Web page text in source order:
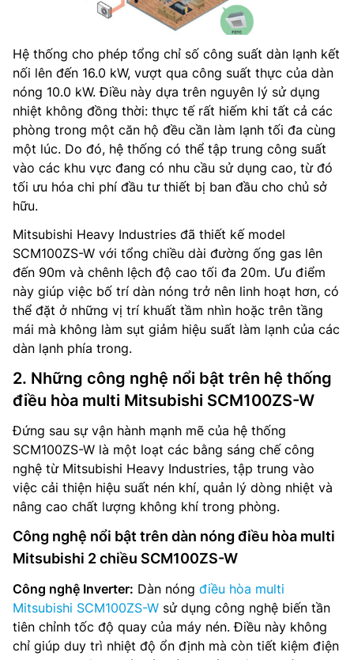
Hệ thống cho phép tổng chỉ số công suất dàn lạnh kết
nối lên đến 16.0 kW, vượt qua công suất thực của dàn
nóng 10.0 kW. Điều này dựa trên nguyên lý sử dụng
nhiệt không đồng thời: thực tế rất hiếm khi tất cả các
phòng trong một căn hộ đều cần làm lạnh tối đa cùng
một lúc. Do đó, hệ thống có thể tập trung công suất
vào các khu vực đang có nhu cầu sử dụng cao, từ đó
tối ưu hóa chi phí đầu tư thiết bị ban đầu cho chủ sở
hữu.
Mitsubishi Heavy Industries đã thiết kế model
SCM100ZS-W với tổng chiều dài đường ống gas lên
đến 90m và chênh lệch độ cao tối đa 20m. Ưu điểm
này giúp việc bố trí dàn nóng trở nên linh hoạt hơn, có
thể đặt ở những vị trí khuất tầm nhìn hoặc trên tầng
mái mà không làm sụt giảm hiệu suất làm lạnh của các
dàn lạnh phía trong.
2. Những công nghệ nổi bật trên hệ thống
điều hòa multi Mitsubishi SCM100ZS-W
Đứng sau sự vận hành mạnh mẽ của hệ thống
SCM100ZS-W là một loạt các bằng sáng chế công
nghệ từ Mitsubishi Heavy Industries, tập trung vào
việc cải thiện hiệu suất nén khí, quản lý dòng nhiệt và
nâng cao chất lượng không khí trong phòng.
Công nghệ nổi bật trên dàn nóng điều hòa multi
Mitsubishi 2 chiều SCM100ZS-W
Công nghệ Inverter: Dàn nóng điều hòa multi
Mitsubishi SCM100ZS-W sử dụng công nghệ biến tần
tiên chỉnh tốc độ quay của máy nén. Điều này không
chỉ giúp duy trì nhiệt độ ổn định mà còn tiết kiệm điện